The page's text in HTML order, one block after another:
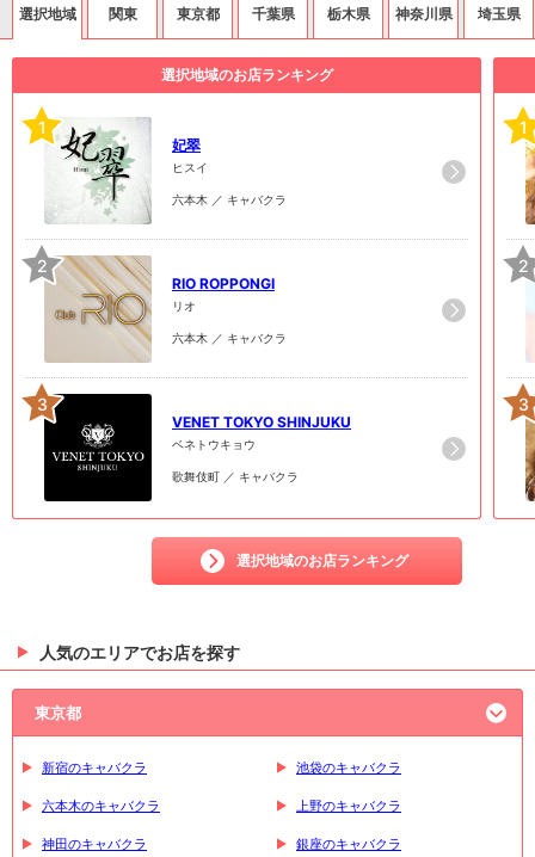
選択地域 関東 東京都 千葉県 栃木県 神奈川県 埼玉県
選択地域のお店ランキング
1
妃翠
ヒスイ
六本木 ／ キャバクラ
2
RIO ROPPONGI
リオ
六本木 ／ キャバクラ
3
VENET TOKYO SHINJUKU
ベネトウキョウ
歌舞伎町 ／ キャバクラ
選択地域のお店ランキング
1
2
3
人気のエリアでお店を探す
東京都
新宿のキャバクラ 池袋のキャバクラ
六本木のキャバクラ 上野のキャバクラ
神田のキャバクラ 銀座のキャバクラ